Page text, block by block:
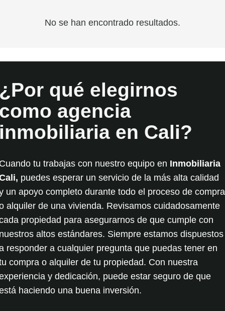
No se han encontrado resultados.
qué elegirnos
agencia
en Cali?
tu trabajas con nuestro equipo en Inmobiliaria
puedes esperar un servicio de la más alta calidad
un apoyo completo durante todo el proceso decompra
alquiler de una vivienda. Revisamos cuidadosamente
propiedad para asegurarnos de que cumple con
altos estándares. Siempre estamos dispuestos
responder a cualquier pregunta que puedas tener en
compra oalquiler de tu propiedad. Con nuestra
y dedicación, puede estar seguro de que
haciendo una buena inversión.